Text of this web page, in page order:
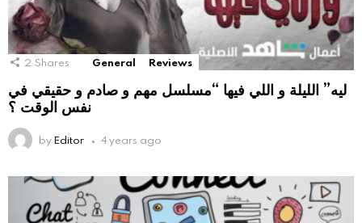
2 Shares General Reviews
ليه” الليلة و اللي فيها “مسلسل مهم و صادم و حقيقي في
نفس الوقت ؟
byEditor 4 years ago